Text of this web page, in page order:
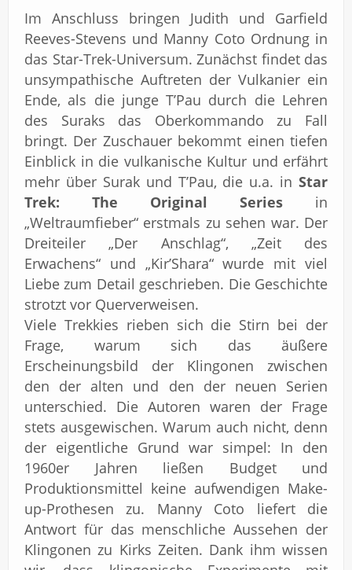
Im Anschluss bringen Judith und Garfield
Reeves-Stevens und Manny Coto Ordnung in
das Star-Trek-Universum. Zunächst findet das
unsympathische Auftreten der Vulkanier ein
Ende, als die junge T’Pau durch die Lehren
des Suraks das Oberkommando zu Fall
bringt. Der Zuschauer bekommt einen tiefen
Einblick in die vulkanische Kultur und erfährt
mehr über Surak und T’Pau, die u.a. in Star
Trek: The Original Series in
„Weltraumfieber“ erstmals zu sehen war. Der
Dreiteiler „Der Anschlag“, „Zeit des
Erwachens“ und „Kir’Shara“ wurde mit viel
Liebe zum Detail geschrieben. Die Geschichte
strotzt vor Querverweisen.
Viele Trekkies rieben sich die Stirn bei der
Frage, warum sich das äußere
Erscheinungsbild der Klingonen zwischen
den der alten und den der neuen Serien
unterschied. Die Autoren waren der Frage
stets ausgewischen. Warum auch nicht, denn
der eigentliche Grund war simpel: In den
1960er Jahren ließen Budget und
Produktionsmittel keine aufwendigen Make-
up-Prothesen zu. Manny Coto liefert die
Antwort für das menschliche Aussehen der
Klingonen zu Kirks Zeiten. Dank ihm wissen